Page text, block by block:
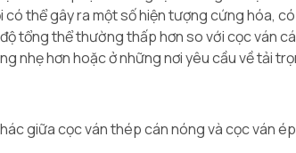
có thể gây ra một số hiện tượng cứng hóa,
tổng thể thường thấp hơn so với cọc ván
nhẹ hơn hoặc ở những nơi yêu cầu về tải
giữa cọc ván thép cán nóng và cọc ván